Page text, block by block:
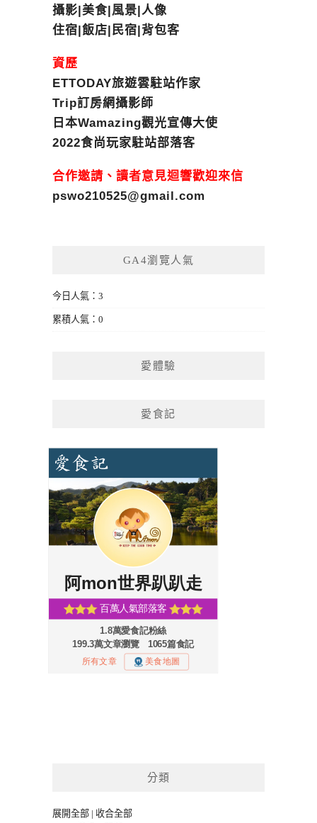
攝影|美食|風景|人像
住宿|飯店|民宿|背包客
資歷
ETTODAY旅遊雲駐站作家
Trip訂房網攝影師
日本Wamazing觀光宣傳大使
2022食尚玩家駐站部落客
合作邀請、讀者意見迴響歡迎來信
pswo210525@gmail.com
GA4瀏覽人氣
今日人氣：3
累積人氣：0
愛體驗
愛食記
分類
展開全部 | 收合全部